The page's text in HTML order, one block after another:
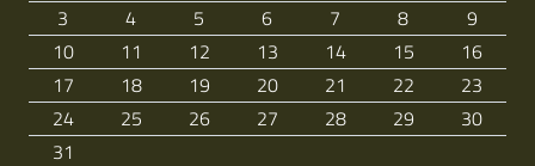
3
4 5 6 7 8
9
10
11 12 13 14 15
16
17
18 19 20 21 22
23
24
25 26 27 28 29
30
31